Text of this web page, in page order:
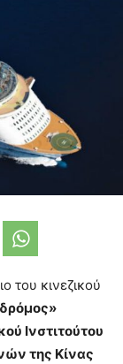
του κινεζικού
Ινστιτούτου
της Κίνας